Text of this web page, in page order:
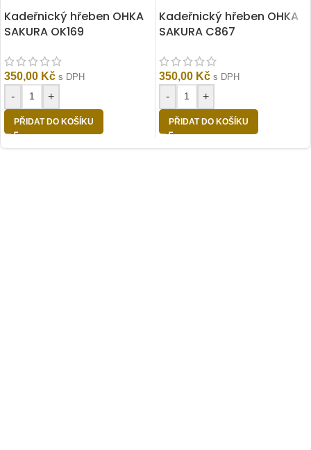
Kadeřnický hřeben OHKA
SAKURA OK169
350,00 Kč s DPH
- +
PŘIDAT DO KOŠÍKU
Kadeřnický hřeben OHKA
SAKURA C867
350,00 Kč s DPH
- +
PŘIDAT DO KOŠÍKU